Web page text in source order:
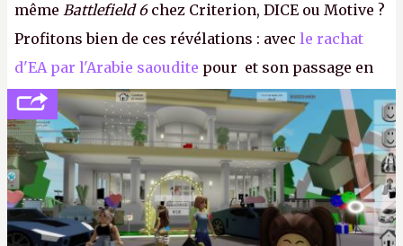
même Battlefield 6chez Criterion, DICE ou Motive ?
Profitons bien de ces révélations : avec le rachat
d'EA par l'Arabie saoudite pour et son passage en
société privée, l'éditeur n'aura bientôt plus
l'obligation de publier ses bilans. Encore une
victoire pour la transparence.P.